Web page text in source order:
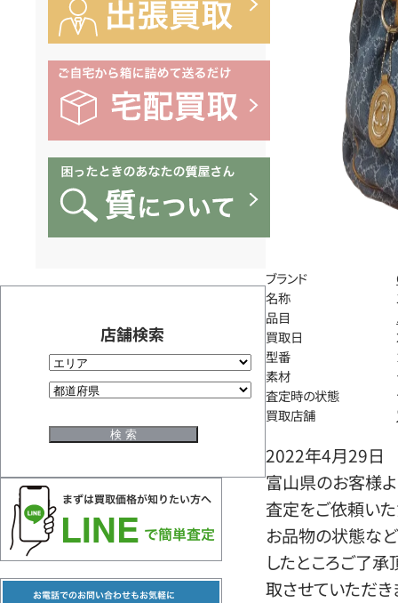
店舗検索
ブランド
名称
品目
買取日
型番
素材
査定時の状態
買取店舗
2022年4月29日
富山県のお客様よ
査定をご依頼いた
お品物の状態など
したところご了
取させていただき